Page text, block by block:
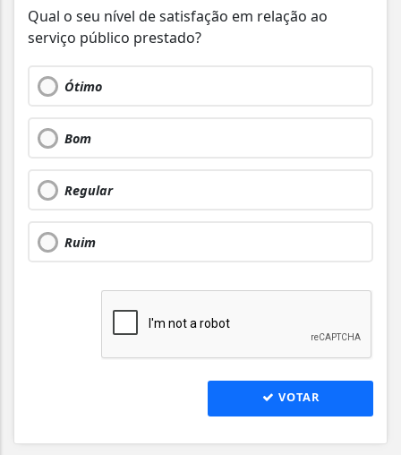
Qual o seu nível de satisfação em relação ao
serviço público prestado?
Ótimo
Bom
Regular
Ruim
VOTAR